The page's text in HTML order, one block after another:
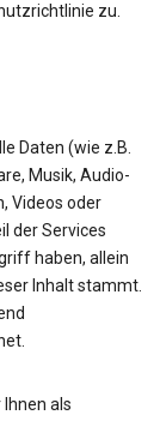
zu.
Daten (wie z.B.
Musik, Audio-
Videos oder
der Services
haben, allein
Inhalt stammt.
als